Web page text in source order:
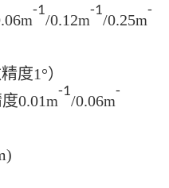
m
-1/0.12m
-1/0.25m
-
度1°）
0.01m
-1/0.06m
-